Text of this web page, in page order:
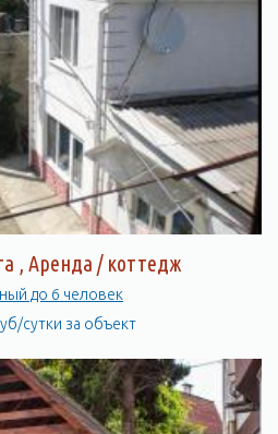
, Аренда / коттедж
до 6 человек
сутки за объект